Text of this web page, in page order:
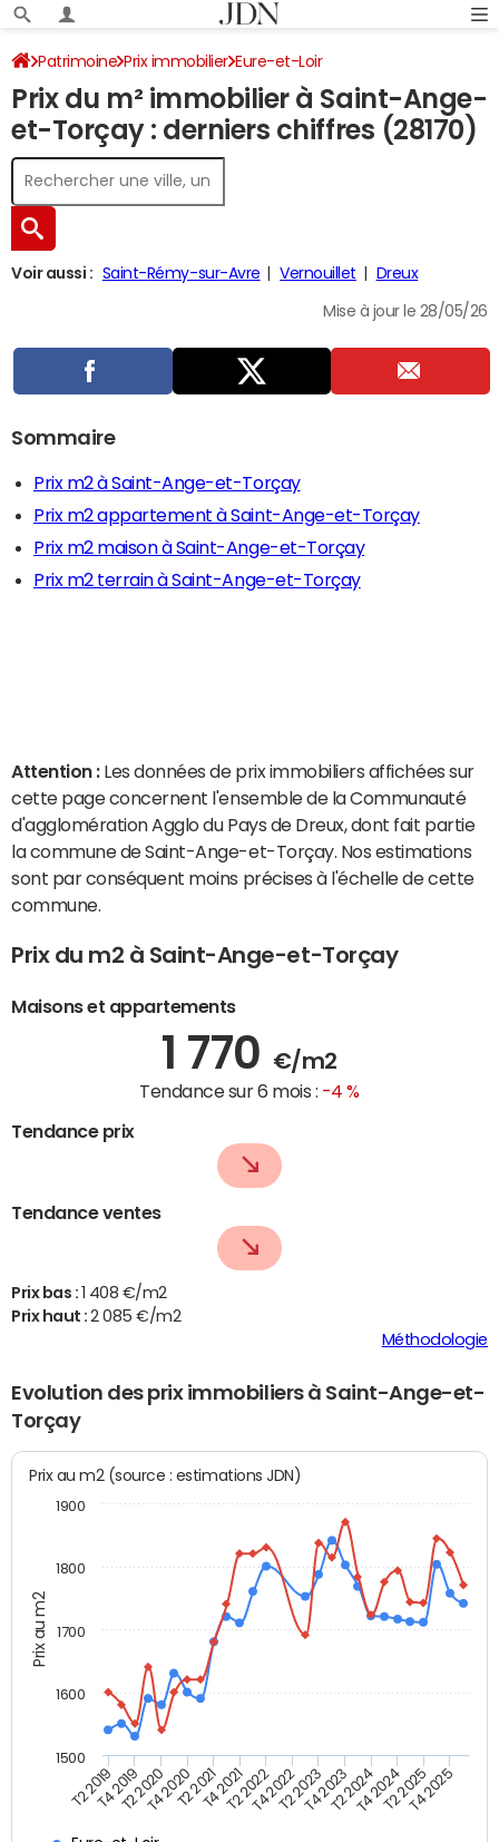
Patrimoine Prix immobilier Eure-et-Loir
Saint-Ange-et-Torçay
Prix du m² immobilier à Saint-Ange-
et-Torçay : derniers chiffres (28170)
Voir aussi : Saint-Rémy-sur-Avre Vernouillet Dreux
Mise à jour le 28/05/26
Sommaire
Prix m2 à Saint-Ange-et-Torçay
Prix m2 appartement à Saint-Ange-et-Torçay
Prix m2 maison à Saint-Ange-et-Torçay
Prix m2 terrain à Saint-Ange-et-Torçay
Attention : Les données de prix immobiliers affichées sur
cette page concernent l'ensemble de la Communauté
d'agglomération Agglo du Pays de Dreux, dont fait partie
la commune de Saint-Ange-et-Torçay. Nos estimations
sont par conséquent moins précises à l'échelle de cette
commune.
Prix du m2 à Saint-Ange-et-Torçay
Maisons et appartements
1 770 €/m2
Tendance sur 6 mois : -4 %
Tendance prix
Tendance ventes
Prix bas :
1 408 €/m2
Prix haut :2 085 €/m2
Méthodologie
Evolution des prix immobiliers à Saint-Ange-et-
Torçay
Prix au m2
Prix au m2 (source : estimations JDN)
T2 2019T4 2019T2 2020T4 2020T2 2021T4 2021T2 2022T4 2022T2 2023T4 2023T2 2024T4 2024T2 2025T4 2025
1500
1600
1700
1800
1900